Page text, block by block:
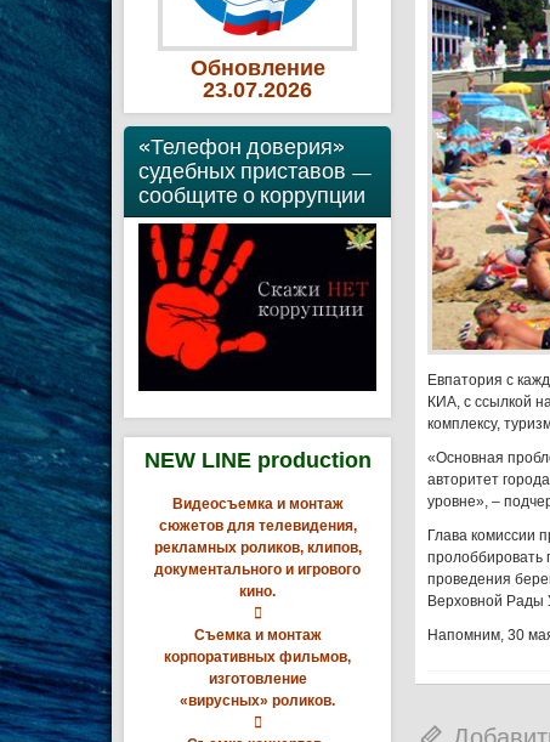
Обновление
23.07.2026
«Телефон доверия»
судебных приставов —
сообщите о коррупции
NEW LINE production
Видеосъемка и монтаж
сюжетов для телевидения,
рекламных роликов, клипов,
документального и игрового
кино.

Съемка и монтаж
корпоративных фильмов,
изготовление
«вирусных» роликов.

Евпатория с
КИА, с ссылкой
комплексу,
«Основная
авторитет
уровне», –
Глава комиссии
пролоббировать
проведения
Верховной Рады
Напомним, 30